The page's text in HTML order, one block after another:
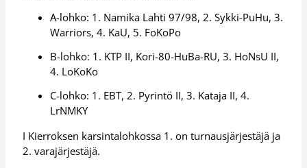
A-lohko: 1. Namika Lahti 97/98, 2. Sykki-PuHu, 3.
Warriors, 4. KaU, 5. FoKoPo
B-lohko: 1. KTP II, Kori-80-HuBa-RU, 3. HoNsU II,
4. LoKoKo
C-lohko: 1. EBT, 2. Pyrintö II, 3. Kataja II, 4.
LrNMKY
I Kierroksen karsintalohkossa 1. on turnausjärjestäjä ja
2. varajärjestäjä.